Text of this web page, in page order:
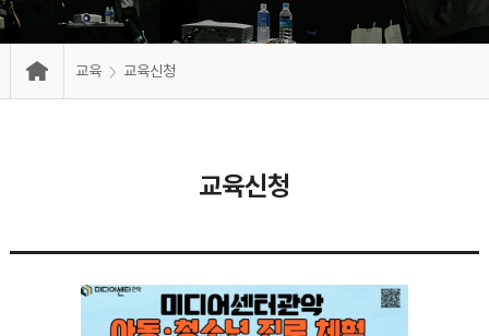
교육 교육신청
교육신청